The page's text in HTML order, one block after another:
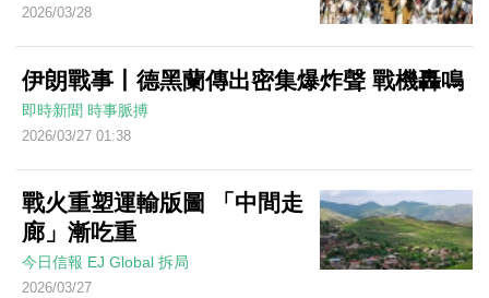
2026/03/28
伊朗戰事丨德黑蘭傳出密集爆炸聲 戰機轟鳴
即時新聞 時事脈搏
2026/03/27 01:38
戰火重塑運輸版圖 「中間走
廊」漸吃重
今日信報 EJ Global 拆局
2026/03/27